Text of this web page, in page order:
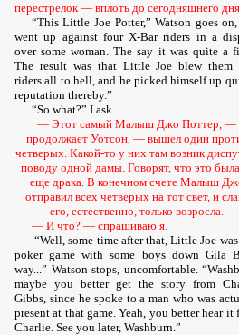
перестрелок — вплоть до сегодняшнего
“This Little Joe Potter,” Watson goes
went up against four X-Bar riders in a
over some woman. The say it was quite a
The result was that Little Joe blew them
riders all to hell, and he picked himself up
reputation thereby.”
“So what?” I ask.
— Этот самый Малыш Джо Поттер, —
продолжает Уотсон, — вышел один
четверых. Какой-то у них там возник
поводу одной дамы. Говорят, что это
еще драка. В конечном счете Малыш
отправил всех четверых на тот свет, и
его, естественно, только возросла.
— И что? — спрашиваю я.
“Well, some time after that, Little Joe
poker game with some boys down Gila
way...” Watson stops, uncomfortable.
maybe you better get the story from
Gibbs, since he spoke to a man who was
present at that game. Yeah, you better hear it
Charlie. See you later, Washburn.”